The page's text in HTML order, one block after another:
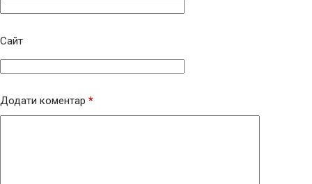
Сайт
Додати коментар *